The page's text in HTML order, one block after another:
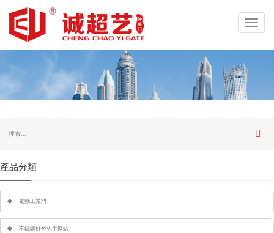
產品分類
電動工業門
不鏽鋼好色先生网站